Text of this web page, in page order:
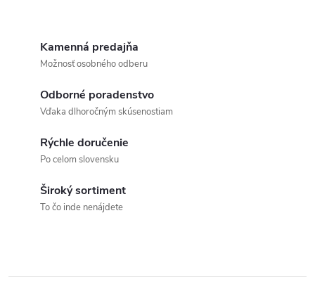
p
Kamenná predajňa
Možnosť osobného odberu
Odborné poradenstvo
Vďaka dlhoročným skúsenostiam
Rýchle doručenie
Po celom slovensku
Široký sortiment
To čo inde nenájdete